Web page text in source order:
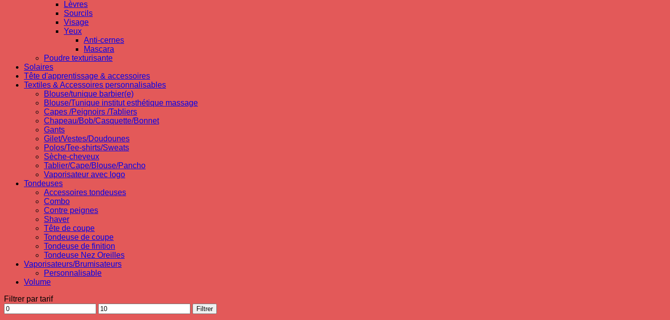
Lèvres
Sourcils
Visage
Yeux
Anti-cernes
Mascara
Poudre texturisante
Solaires
Tête d'apprentissage & accessoires
Textiles & Accessoires personnalisables
Blouse/tunique barbier(e)
Blouse/Tunique institut esthétique massage
Capes /Peignoirs /Tabliers
Chapeau/Bob/Casquette/Bonnet
Gants
Gilet/Vestes/Doudounes
Polos/Tee-shirts/Sweats
Sèche-cheveux
Tablier/Cape/Blouse/Pancho
Vaporisateur avec logo
Tondeuses
Accessoires tondeuses
Combo
Contre peignes
Shaver
Tête de coupe
Tondeuse de coupe
Tondeuse de finition
Tondeuse Nez Oreilles
Vaporisateurs/Brumisateurs
Personnalisable
Volume
Filtrer par tarif
Prix
min
Prix
max
Filtrer